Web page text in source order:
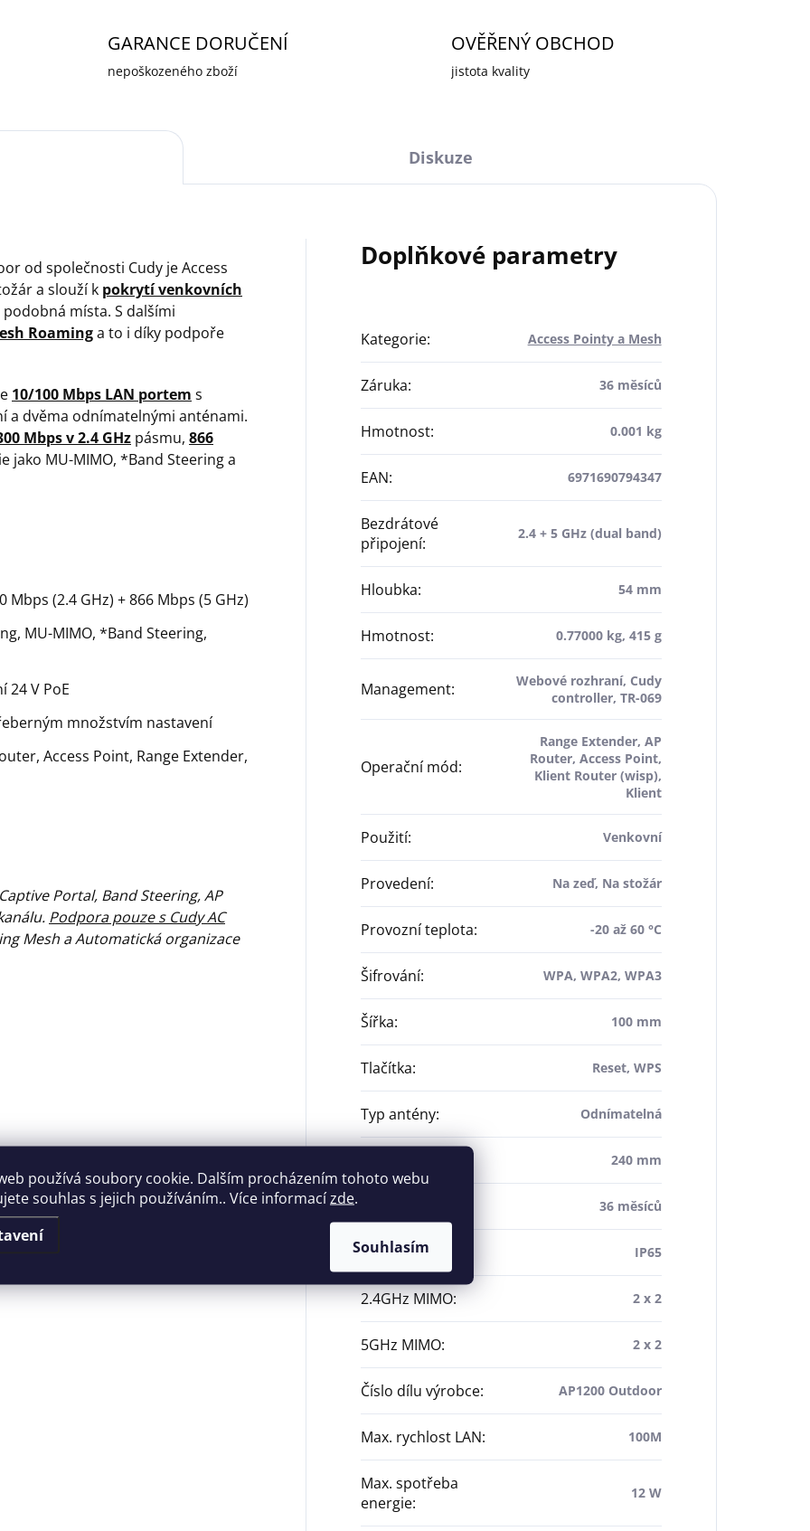
používá soubory cookie. Dalším procházením tohoto webu
souhlas s jejich používáním.. Více informacízde.
Souhlasím
GARANCE DORUČENÍ
nepoškozeného zboží
OVĚŘENÝ OBCHOD
jistota kvality
Diskuze
od společnosti Cudy je Access
a slouží k pokrytí venkovních
místa. S dalšími
Roaminga to i díky podpoře
10/100 Mbps LAN portem s
a dvěma odnímatelnými anténami.
Mbps v 2.4 GHz pásmu, 866
MU-MIMO, *Band Steering a
Mbps (2.4 GHz) + 866 Mbps (5 GHz)
MU-MIMO, *Band Steering,
24 V PoE
množstvím nastavení
Access Point, Range Extender,
Portal, Band Steering, AP
Podpora pouze s Cudy AC
Mesh a Automatická organizace
Doplňkové parametry
Kategorie: Access Pointy a Mesh
Záruka: 36 měsíců
Hmotnost: 0.001 kg
EAN: 6971690794347
Bezdrátové
připojení:
2.4 + 5 GHz (dual band)
Hloubka: 54 mm
Hmotnost: 0.77000 kg, 415 g
Management:
Webové rozhraní, Cudy
controller, TR-069
Operační mód:
Range Extender, AP
Router, Access Point,
Klient Router (wisp),
Klient
Použití: Venkovní
Provedení: Na zeď, Na stožár
Provozní teplota: -20 až 60 °C
Šifrování: WPA, WPA2, WPA3
Šířka: 100 mm
Tlačítka: Reset, WPS
Typ antény: Odnímatelná
240 mm
36 měsíců
Stupeň krytí IP65
2.4GHz MIMO: 2 x 2
5GHz MIMO: 2 x 2
Číslo dílu výrobce: AP1200 Outdoor
Max. rychlost LAN: 100M
Max. spotřeba
energie:
12 W